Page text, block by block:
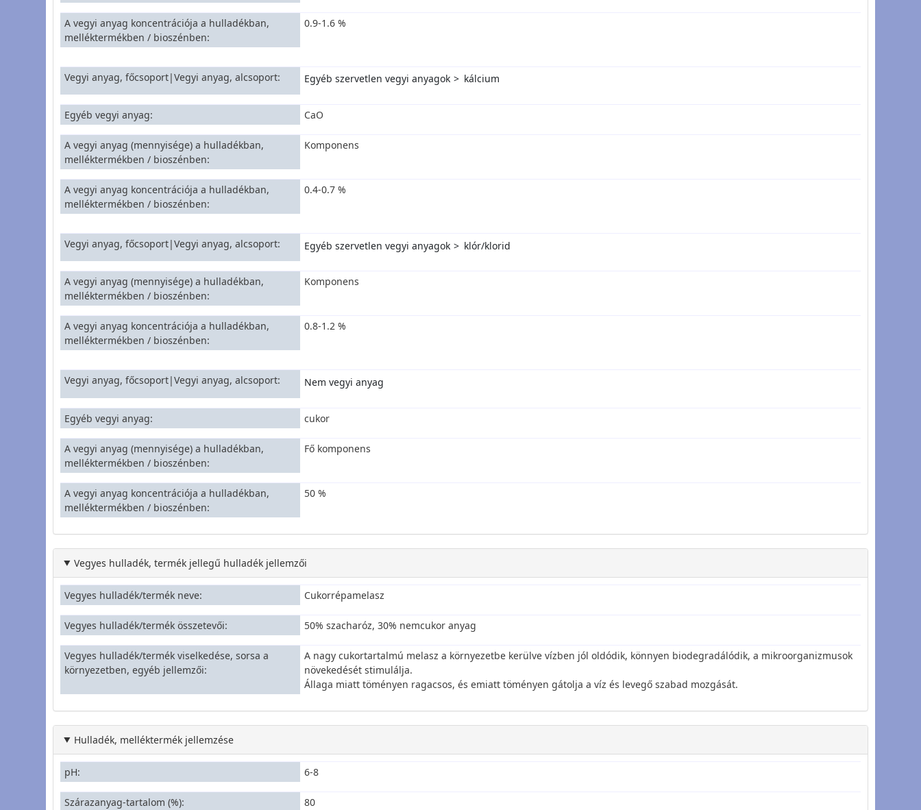
A vegyi anyag koncentrációja a hulladékban,
melléktermékben / bioszénben
0.9-1.6 %
Vegyi anyag, főcsoport|Vegyi anyag, alcsoport Egyéb szervetlen vegyi anyagok kálcium
Egyéb vegyi anyag CaO
A vegyi anyag (mennyisége) a hulladékban,
melléktermékben / bioszénben
Komponens
A vegyi anyag koncentrációja a hulladékban,
melléktermékben / bioszénben
0.4-0.7 %
Vegyi anyag, főcsoport|Vegyi anyag, alcsoport Egyéb szervetlen vegyi anyagok klór/klorid
A vegyi anyag (mennyisége) a hulladékban,
melléktermékben / bioszénben
Komponens
A vegyi anyag koncentrációja a hulladékban,
melléktermékben / bioszénben
0.8-1.2 %
Vegyi anyag, főcsoport|Vegyi anyag, alcsoport Nem vegyi anyag
Egyéb vegyi anyag cukor
A vegyi anyag (mennyisége) a hulladékban,
melléktermékben / bioszénben
Fő komponens
A vegyi anyag koncentrációja a hulladékban,
melléktermékben / bioszénben
50 %
Vegyes hulladék, termék jellegű hulladék jellemzői
Vegyes hulladék/termék neve Cukorrépamelasz
Vegyes hulladék/termék összetevői 50% szacharóz, 30% nemcukor anyag
Vegyes hulladék/termék viselkedése, sorsa a
környezetben, egyéb jellemzői
A nagy cukortartalmú melasz a környezetbe kerülve vízben jól oldódik, könnyen biodegradálódik, a mikroorganizmusok
növekedését stimulálja.
Állaga miatt töményen ragacsos, és emiatt töményen gátolja a víz és levegő szabad mozgását.
Hulladék, melléktermék jellemzése
pH 6-8
Szárazanyag-tartalom (%) 80